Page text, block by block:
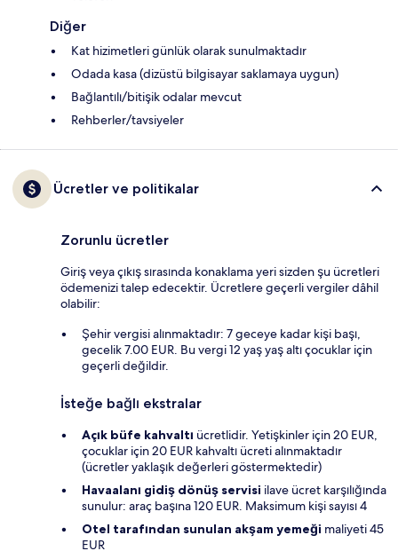
Diğer
Kat hizimetleri günlük olarak sunulmaktadır
Odada kasa (dizüstü bilgisayar saklamaya uygun)
Bağlantılı/bitişik odalar mevcut
Rehberler/tavsiyeler
Ücretler ve politikalar
Zorunlu ücretler
Giriş veya çıkış sırasında konaklama yeri sizden şu ücretleri
ödemenizi talep edecektir. Ücretlere geçerli vergiler dâhil
olabilir:
Şehir vergisi alınmaktadır: 7 geceye kadar kişi başı,
gecelik 7.00 EUR. Bu vergi 12 yaş yaş altı çocuklar için
geçerli değildir.
İsteğe bağlı ekstralar
Açık büfe kahvaltı ücretlidir. Yetişkinler için 20 EUR,
çocuklar için 20 EUR kahvaltı ücreti alınmaktadır
(ücretler yaklaşık değerleri göstermektedir)
Havaalanı gidiş dönüş servisi ilave ücret karşılığında
sunulur: araç başına 120 EUR. Maksimum kişi sayısı 4
Otel tarafından sunulan akşam yemeği maliyeti 45
EUR